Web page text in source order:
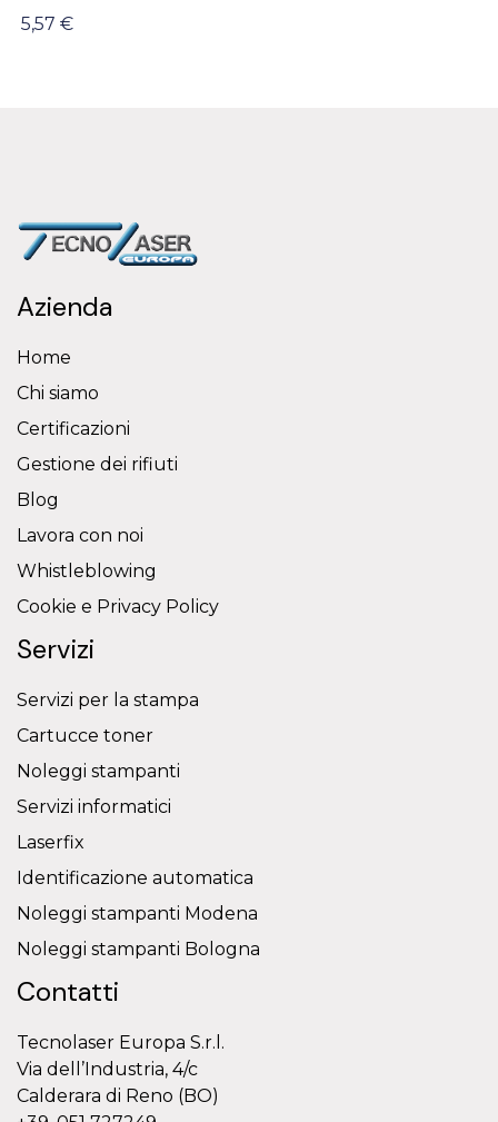
5,57 €
Azienda
Home
Chi siamo
Certificazioni
Gestione dei rifiuti
Blog
Lavora con noi
Whistleblowing
Cookie e Privacy Policy
Servizi
Servizi per la stampa
Cartucce toner
Noleggi stampanti
Servizi informatici
Laserfix
Identificazione automatica
Noleggi stampanti Modena
Noleggi stampanti Bologna
Contatti
Tecnolaser Europa S.r.l.
Via dell’Industria, 4/c
Calderara di Reno (BO)